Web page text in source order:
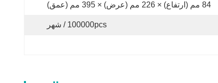
84 مم (ارتفاع) × 226 مم (عرض) × 395 مم (عمق)
100000pcs / شهر